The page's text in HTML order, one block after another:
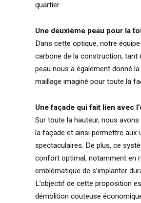
quartier.
Une deuxième peau pour la
Dans cette optique, notre
carbone de la construction, tant
peau nous a également donné
maillage imaginé pour toute la
Une façade qui fait lien avec
Sur toute la hauteur, nous
la façade et ainsi permettre aux
spectaculaires. De plus, ce
confort optimal, notamment en
emblématique de s’implanter
L’objectif de cette proposition
démolition couteuse